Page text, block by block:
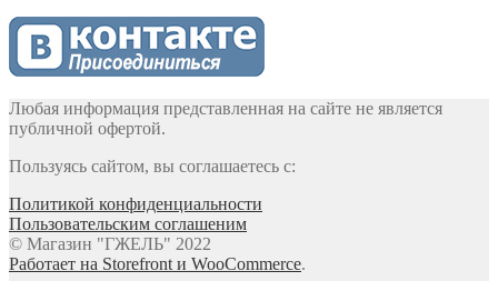
Любая информация представленная на сайте не является
публичной офертой.
Пользуясь сайтом, вы соглашаетесь с:
Политикой конфиденциальности
Пользовательским соглашеним
© Магазин "ГЖЕЛЬ" 2022
Работает на Storefront и WooCommerce.